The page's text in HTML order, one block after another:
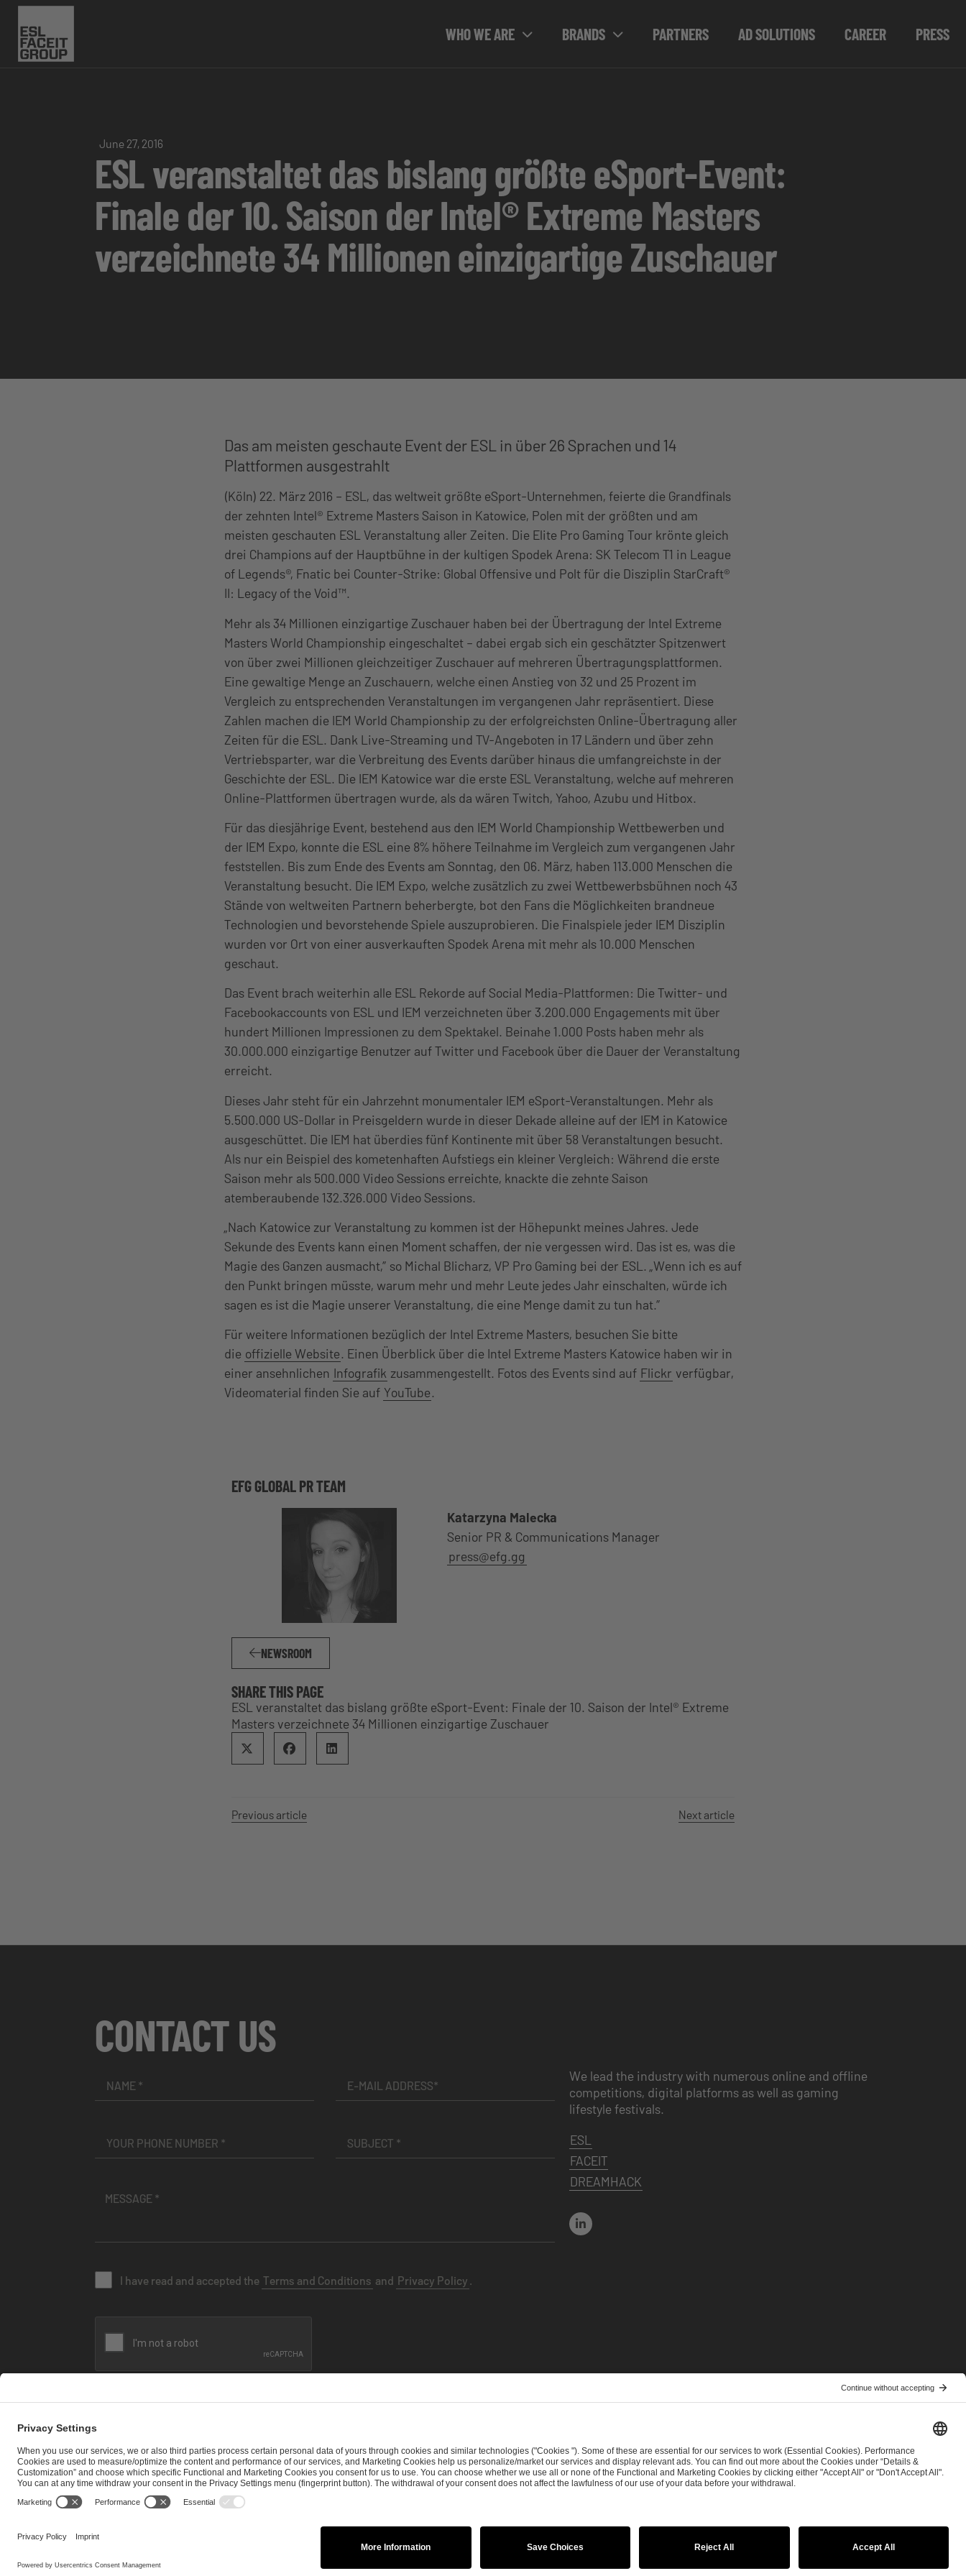
WHO WE ARE BRANDS PARTNERS AD SOLUTIONS CAREER PRESS
June 27, 2016
ESL veranstaltet das bislang größte eSport-Event:
Finale der 10. Saison der Intel® Extreme Masters
verzeichnete 34 Millionen einzigartige Zuschauer
Das am meisten geschaute Event der ESL in über 26 Sprachen und 14
Plattformen ausgestrahlt
(Köln) 22. März 2016 – ESL, das weltweit größte eSport-Unternehmen, feierte die Grandfinals
der zehnten Intel® Extreme Masters Saison in Katowice, Polen mit der größten und am
meisten geschauten ESL Veranstaltung aller Zeiten. Die Elite Pro Gaming Tour krönte gleich
drei Champions auf der Hauptbühne in der kultigen Spodek Arena: SK Telecom T1 in League
of Legends®, Fnatic bei Counter-Strike: Global Offensive und Polt für die Disziplin StarCraft®
II: Legacy of the Void™.
Mehr als 34 Millionen einzigartige Zuschauer haben bei der Übertragung der Intel Extreme
Masters World Championship eingeschaltet – dabei ergab sich ein geschätzter Spitzenwert
von über zwei Millionen gleichzeitiger Zuschauer auf mehreren Übertragungsplattformen.
Eine gewaltige Menge an Zuschauern, welche einen Anstieg von 32 und 25 Prozent im
Vergleich zu entsprechenden Veranstaltungen im vergangenen Jahr repräsentiert. Diese
Zahlen machen die IEM World Championship zu der erfolgreichsten Online-Übertragung aller
Zeiten für die ESL. Dank Live-Streaming und TV-Angeboten in 17 Ländern und über zehn
Vertriebsparter, war die Verbreitung des Events darüber hinaus die umfangreichste in der
Geschichte der ESL. Die IEM Katowice war die erste ESL Veranstaltung, welche auf mehreren
Online-Plattformen übertragen wurde, als da wären Twitch, Yahoo, Azubu und Hitbox.
Für das diesjährige Event, bestehend aus den IEM World Championship Wettbewerben und
der IEM Expo, konnte die ESL eine 8% höhere Teilnahme im Vergleich zum vergangenen Jahr
feststellen. Bis zum Ende des Events am Sonntag, den 06. März, haben 113.000 Menschen die
Veranstaltung besucht. Die IEM Expo, welche zusätzlich zu zwei Wettbewerbsbühnen noch 43
Stände von weltweiten Partnern beherbergte, bot den Fans die Möglichkeiten brandneue
Technologien und bevorstehende Spiele auszuprobieren. Die Finalspiele jeder IEM Disziplin
wurden vor Ort von einer ausverkauften Spodek Arena mit mehr als 10.000 Menschen
geschaut.
Das Event brach weiterhin alle ESL Rekorde auf Social Media-Plattformen: Die Twitter- und
Facebookaccounts von ESL und IEM verzeichneten über 3.200.000 Engagements mit über
hundert Millionen Impressionen zu dem Spektakel. Beinahe 1.000 Posts haben mehr als
30.000.000 einzigartige Benutzer auf Twitter und Facebook über die Dauer der Veranstaltung
erreicht.
Dieses Jahr steht für ein Jahrzehnt monumentaler IEM eSport-Veranstaltungen. Mehr als
5.500.000 US-Dollar in Preisgeldern wurde in dieser Dekade alleine auf der IEM in Katowice
ausgeschüttet. Die IEM hat überdies fünf Kontinente mit über 58 Veranstaltungen besucht.
Als nur ein Beispiel des kometenhaften Aufstiegs ein kleiner Vergleich: Während die erste
Saison mehr als 500.000 Video Sessions erreichte, knackte die zehnte Saison
atemberaubende 132.326.000 Video Sessions.
„Nach Katowice zur Veranstaltung zu kommen ist der Höhepunkt meines Jahres. Jede
Sekunde des Events kann einen Moment schaffen, der nie vergessen wird. Das ist es, was die
Magie des Ganzen ausmacht,” so Michal Blicharz, VP Pro Gaming bei der ESL. „Wenn ich es auf
den Punkt bringen müsste, warum mehr und mehr Leute jedes Jahr einschalten, würde ich
sagen es ist die Magie unserer Veranstaltung, die eine Menge damit zu tun hat.”
Für weitere Informationen bezüglich der Intel Extreme Masters, besuchen Sie bitte
die offizielle Website. Einen Überblick über die Intel Extreme Masters Katowice haben wir in
einer ansehnlichen Infografik zusammengestellt. Fotos des Events sind auf Flickr verfügbar,
Videomaterial finden Sie auf YouTube.
EFG GLOBAL PR TEAM
Katarzyna Malecka
Senior PR & Communications Manager
press@efg.gg
NEWSROOM
SHARE THIS PAGE
ESL veranstaltet das bislang größte eSport-Event: Finale der 10. Saison der Intel® Extreme
Masters verzeichnete 34 Millionen einzigartige Zuschauer
Previous article Next article
CONTACT US
I have read and accepted the Terms and Conditions and Privacy Policy .
We lead the industry with numerous online and offline
competitions, digital platforms as well as gaming
lifestyle festivals.
ESL
FACEIT
DREAMHACK
CAREER MEDIA RIGHTS © 2026 ESL FACEIT GROUP
Imprint Privacy Policy Cookie Policy Copyright Policy Whistleblowing Modern Slavery Statement Security & Disclosure